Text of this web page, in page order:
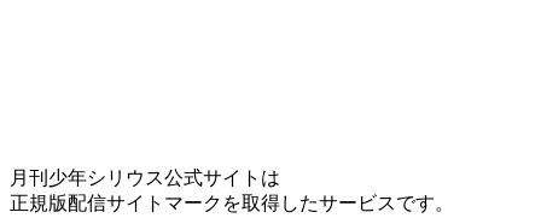
月刊少年シリウス公式サイトは
正規版配信サイトマークを取得したサービスです。